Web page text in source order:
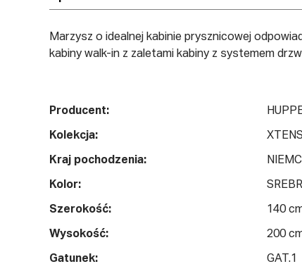
Marzysz o idealnej kabinie prysznicowej
kabiny walk-in z zaletami kabiny z systemem
Producent:
Kolekcja:
Kraj pochodzenia:
Kolor:
Szerokość: 140
Wysokość: 200
Gatunek: GAT.1